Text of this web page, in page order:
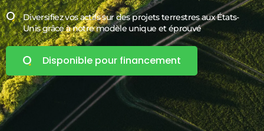
Diversifiez vos actifs sur des projets terrestres aux États-
Unis grâce à notre modèle unique et éprouvé
Disponible pour financement